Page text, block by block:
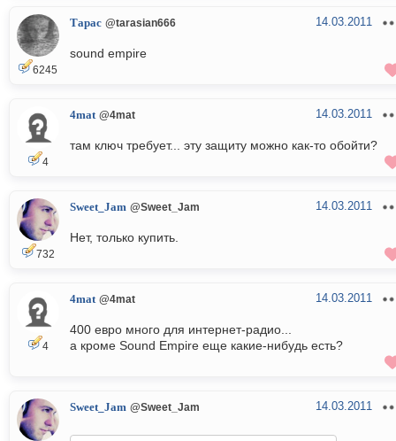
6245
Тарас @tarasian666 14.03.2011
sound empire
4
4mat @4mat 14.03.2011
там ключ требует... эту защиту можно как-то обойти?
732
Sweet_Jam @Sweet_Jam 14.03.2011
Нет, только купить.
4
4mat @4mat 14.03.2011
400 евро много для интернет-радио...
а кроме Sound Empire еще какие-нибудь есть?
Sweet_Jam @Sweet_Jam 14.03.2011